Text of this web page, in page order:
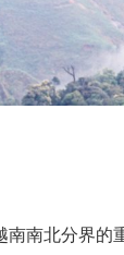
南北分界的